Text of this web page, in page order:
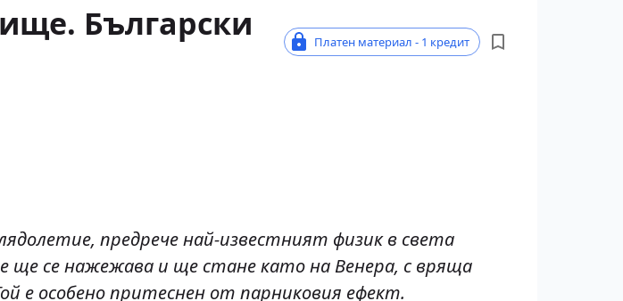
Български
Платен материал - 1 кредит
предрече най-известният физик в света
ще се нажежава и ще стане като на Венера, с вряща
е особено притеснен от парниковия ефект.